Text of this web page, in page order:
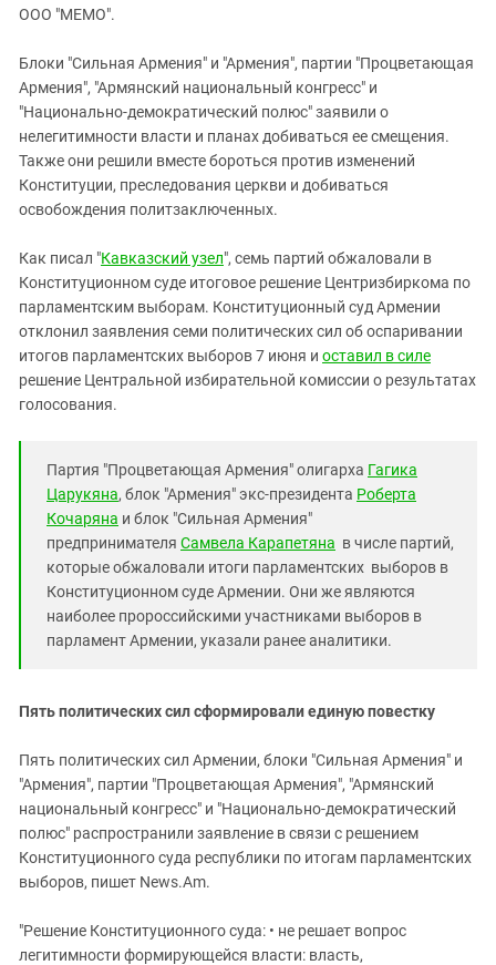
ИНАКОМЫСЛИЕ В ЧЕЧНЕ
ПРЕСЛЕДОВАНИЕ АКТИВИСТОВ
МОБИЛИЗАЦИЯ И ПРОТЕСТЫ
Дагестан
Ингушетия
Кабардино-Балкария
Калмыкия
Карачаево-Черкесия
Краснодарский край
Российская Федерация
Ростовская область
Северная Осетия - Алания
СКФО
Южная Осетия
Южный Кавказ
ООО "МЕМО".
Блоки "Сильная Армения" и "Армения", партии "Процветающая
Армения", "Армянский национальный конгресс" и
"Национально-демократический полюс" заявили о
нелегитимности власти и планах добиваться ее смещения.
Также они решили вместе бороться против изменений
Конституции, преследования церкви и добиваться
освобождения политзаключенных.
Как писал "Кавказский узел", семь партий обжаловали в
Конституционном суде итоговое решение Центризбиркома по
парламентским выборам. Конституционный суд Армении
отклонил заявления семи политических сил об оспаривании
итогов парламентских выборов 7 июня и оставил в силе
решение Центральной избирательной комиссии о результатах
голосования.
Партия "Процветающая Армения" олигарха Гагика
Царукяна, блок "Армения" экс-президента Роберта
Кочаряна и блок "Сильная Армения"
предпринимателя Самвела Карапетяна в числе партий,
которые обжаловали итоги парламентских выборов в
Конституционном суде Армении. Они же являются
наиболее пророссийскими участниками выборов в
парламент Армении, указали ранее аналитики.
Пять политических сил сформировали единую повестку
Пять политических сил Армении, блоки "Сильная Армения" и
"Армения", партии "Процветающая Армения", "Армянский
национальный конгресс" и "Национально-демократический
полюс" распространили заявление в связи с решением
Конституционного суда республики по итогам парламентских
выборов, пишет News.Am.
"Решение Конституционного суда: • не решает вопрос
легитимности формирующейся власти: власть,